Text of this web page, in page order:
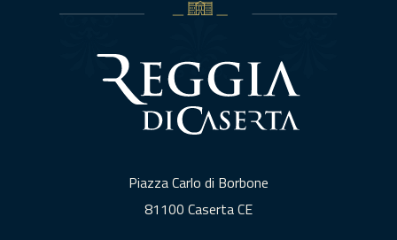
Piazza Carlo di Borbone
81100 Caserta CE